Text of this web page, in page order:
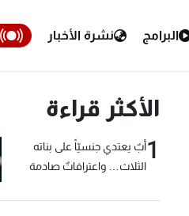
البرامج نشرة الأخبار
الأكثر قراءة
1أبٌ يعتدي جنسيّاً على بناته
الثلاث… واعترافاتٌ صادمة